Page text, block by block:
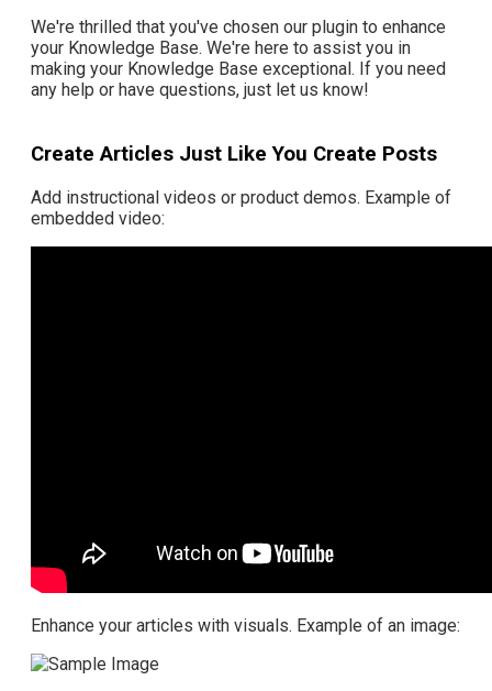
We're thrilled that you've chosen our plugin to enhance
your Knowledge Base. We're here to assist you in
making your Knowledge Base exceptional. If you need
any help or have questions, just let us know!
Create Articles Just Like You Create Posts
Add instructional videos or product demos. Example of
embedded video:
Enhance your articles with visuals. Example of an image: